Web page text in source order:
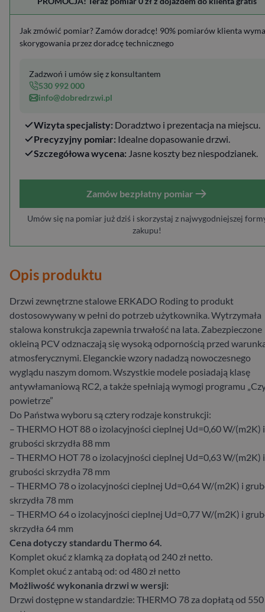
Jak zmówić pomiar? Zamów doradcę! 90% pomiarów klienta
skorygowania przez doradcę technicznego
Wizyta specjalisty: Doradztwo i prezentacja na miejscu.
Precyzyjny pomiar: Idealne dopasowanie drzwi.
Szczegółowa wycena: Jasne koszty bez niespodzianek.
Zadzwoń i umów się z konsultantem
530 992 000
info@dobredrzwi.pl
Zamów bezpłatny pomiar
Umów się na pomiar już dziś i skorzystaj z najwygodniejszej
zakupu!
Opis produktu
Drzwi zewnętrzne stalowe ERKADO Roding to produkt
dostosowywany w pełni do potrzeb użytkownika. Wytrzymała
stalowa konstrukcja zapewnia trwałość na lata. Zabezpieczone
okleiną PCV odznaczają się wysoką odpornością przed
atmosferycznymi. Eleganckie wzory nadadzą nowoczesnego
wyglądu naszym domom. Wszystkie modele posiadają klasę
antywłamaniową RC2, a także spełniają wymogi programu
powietrze”
Do Państwa wyboru są cztery rodzaje konstrukcji:
– THERMO HOT 88 o izolacyjności cieplnej Ud=0,60 W/(m2K) i
grubości skrzydła 88 mm
– THERMO HOT 78 o izolacyjności cieplnej Ud=0,63 W/(m2K) i
grubości skrzydła 78 mm
– THERMO 78 o izolacyjności cieplnej Ud=0,64 W/(m2K) i
skrzydła 78 mm
– THERMO 64 o izolacyjności cieplnej Ud=0,77 W/(m2K) i
skrzydła 64 mm
Cena dotyczy standardu Thermo 64.
Komplet okuć z klamką za dopłatą od 240 zł netto.
Komplet okuć z antabą od: od 480 zł netto
Możliwość wykonania drzwi w wersji:
Drzwi dostępne w standardzie: THERMO 78 za dopłatą od 550